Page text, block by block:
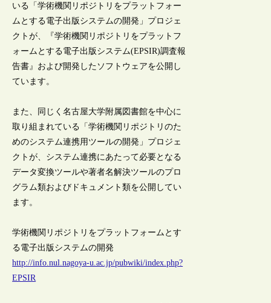
いる「学術機関リポジトリをプラットフォー
ムとする電子出版システムの開発」プロジェ
クトが、『学術機関リポジトリをプラットフ
ォームとする電子出版システム(EPSIR)調査報
告書』および開発したソフトウェアを公開し
ています。
また、同じく名古屋大学附属図書館を中心に
取り組まれている「学術機関リポジトリのた
めのシステム連携用ツールの開発」プロジェ
クトが、システム連携にあたって必要となる
データ変換ツールや著者名解決ツールのプロ
グラム類およびドキュメント類を公開してい
ます。
学術機関リポジトリをプラットフォームとす
る電子出版システムの開発
http://info.nul.nagoya-u.ac.jp/pubwiki/index.php?
EPSIR